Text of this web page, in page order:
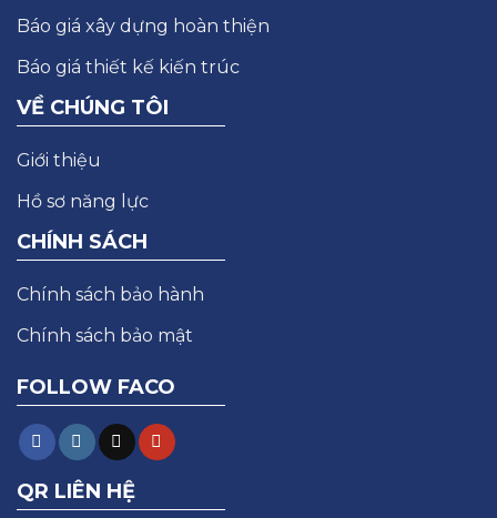
Báo giá xây dựng hoàn thiện
Báo giá thiết kế kiến trúc
VỀ CHÚNG TÔI
Giới thiệu
Hồ sơ năng lực
CHÍNH SÁCH
Chính sách bảo hành
Chính sách bảo mật
FOLLOW FACO
QR LIÊN HỆ